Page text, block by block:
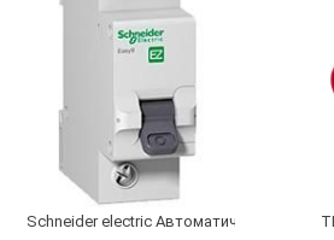
Schneider electric Автоматический